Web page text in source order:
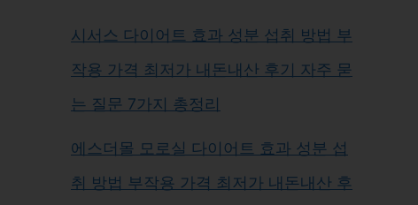
시서스 다이어트 효과 성분 섭취 방법 부
작용 가격 최저가 내돈내산 후기 자주 묻
는 질문 7가지 총정리
에스더몰 모로실 다이어트 효과 성분 섭
취 방법 부작용 가격 최저가 내돈내산 후